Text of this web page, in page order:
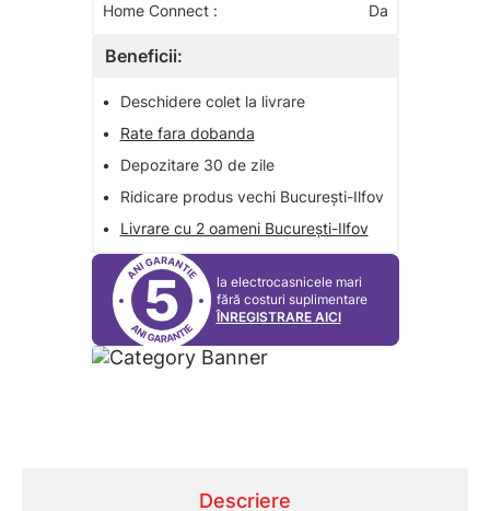
Home Connect :
Da
Beneficii:
•
Deschidere colet la livrare
•
Rate fara dobanda
•
Depozitare 30 de zile
•
Ridicare produs vechi București-Ilfov
•
Livrare cu 2 oameni București-Ilfov
5
la electrocasnicele mari
fără costuri suplimentare
ÎNREGISTRARE AICI
Descriere